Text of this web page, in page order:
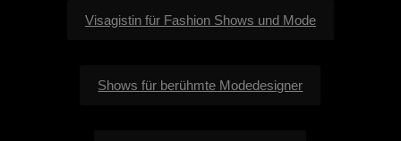
Visagistin für Fashion Shows und Mode
Shows für berühmte Modedesigner